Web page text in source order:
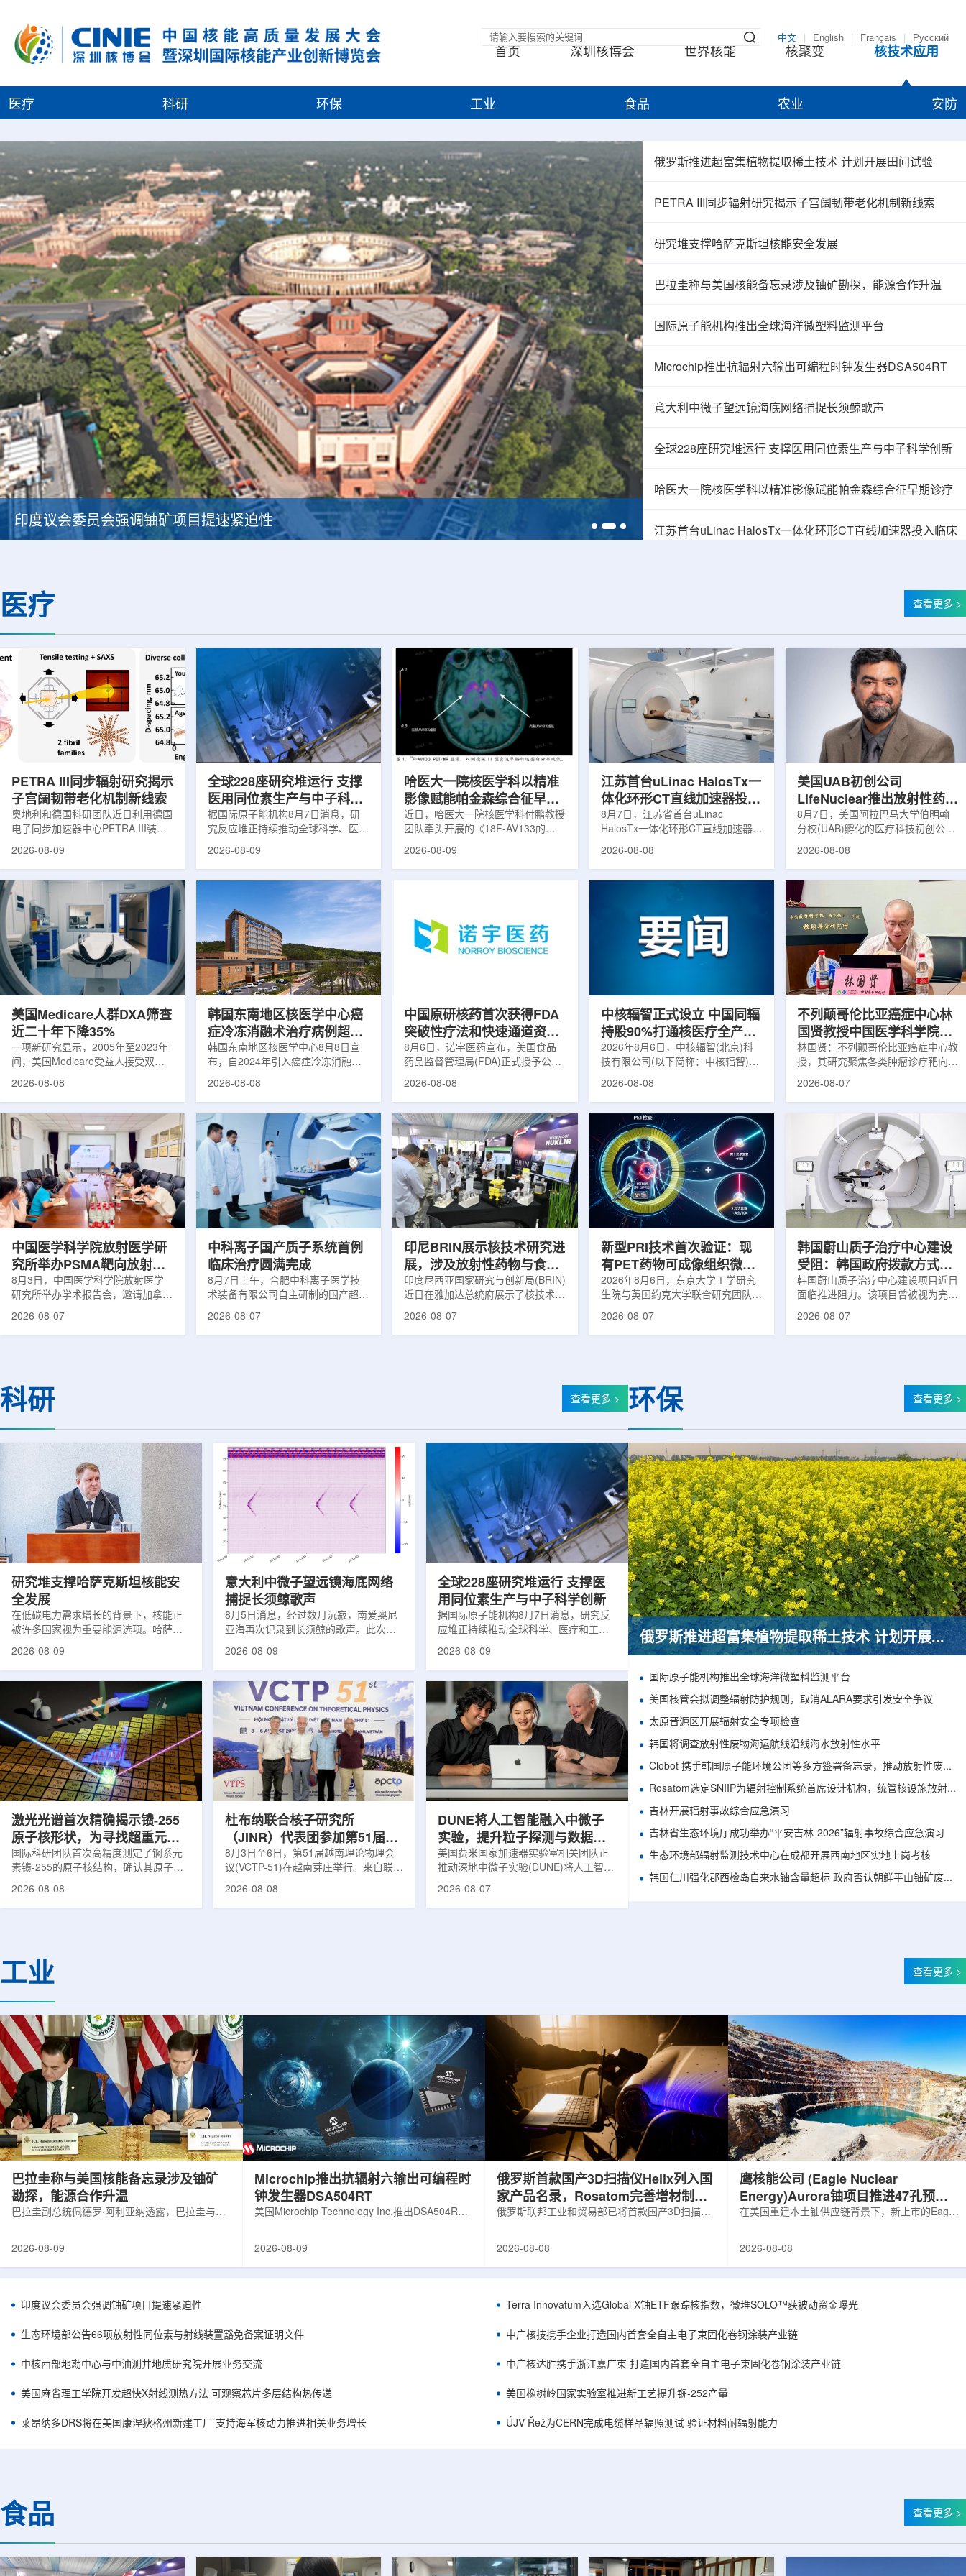
中文 English Français Русский
首页 深圳核博会 世界核能 核聚变 核技术应用
医疗 科研 环保 工业 食品 农业 安防
印度议会委员会强调铀矿项目提速紧迫性 中核辐智正式设立 中国同辐持股90%打通核医
俄罗斯推进超富集植物提取稀土技术 计划开展田间试验
PETRA III同步辐射研究揭示子宫阔韧带老化机制新线索
研究堆支撑哈萨克斯坦核能安全发展
巴拉圭称与美国核能备忘录涉及铀矿勘探，能源合作升温
国际原子能机构推出全球海洋微塑料监测平台
Microchip推出抗辐射六输出可编程时钟发生器DSA504RT
意大利中微子望远镜海底网络捕捉长须鲸歌声
全球228座研究堆运行 支撑医用同位素生产与中子科学创新
哈医大一院核医学科以精准影像赋能帕金森综合征早期诊疗
江苏首台uLinac HalosTx一体化环形CT直线加速器投入临床
医疗 查看更多 >
PETRA III同步辐射研究揭示
子宫阔韧带老化机制新线索
奥地利和德国科研团队近日利用德国
电子同步加速器中心PETRA III装
置，对支撑子宫的重要韧带——阔韧
学线索。相关研究成果发表于《生物
材料学报》。盆腔器官脱垂是女性健
康领域常见但机制仍不清晰的问题，
约40%的女性会受到影响，且多发生
在生命后半段。医学研究人员此前推
测，子宫周围韧带随年龄发生松弛，
可能是脱垂的重要原因之一。阔韧带
连接子宫与盆腔内壁，其强度和弹性
2026-08-09
全球228座研究堆运行 支撑
医用同位素生产与中子科学
创新
据国际原子能机构8月7日消息，研
究反应堆正持续推动全球科学、医疗
和工业领域创新。目前，全球54个
应堆不同于用于发电的核反应堆，主
要功能是产生中子，为医疗、工业、
农业、地质科学、法医学及核科学研
究提供支撑。从上方拍摄的研究堆水
池。(图片：国际原子能机构)在医疗
领域，研究堆是医用放射性同位素的
重要来源。其中，锝-99m被广泛用
于癌症以及心脏、脑部和骨骼疾病诊
2026-08-09
哈医大一院核医学科以精准
影像赋能帕金森综合征早期
诊疗
近日，哈医大一院核医学科付鹏教授
团队牵头开展的《18F-AV133的
PET/MR显像在帕金森病中的临床应
诊断主要依赖症状评估和经验判断，
对于早期阶段、非典型病例以及疾病
鉴别诊断仍存在一定挑战。该技术的
推广应用，标志着哈医大一院在神经
2026-08-09
江苏首台uLinac HalosTx一
体化环形CT直线加速器投入
临床
8月7日，江苏省首台uLinac
HalosTx一体化环形CT直线加速器在
南京医科大学第三附属医院(常州二
疗是肿瘤治疗的重要方式之一。传统
分体式放疗流程中，患者通常需要在
CT室与治疗室之间转运，治疗计划
也多依据此前采集的静态影像制定。
2026-08-08
美国UAB初创公司
LifeNuclear推出放射性药物
治疗安全指导平台
TheraGuide
8月7日，美国阿拉巴马大学伯明翰
分校(UAB)孵化的医疗科技初创公司
LifeNuclear宣布推出数字化平台
遵循辐射安全指导。放射性药物疗法
通过使用放射性药物靶向癌细胞，在
尽量减少周围健康组织损伤的同时发
挥治疗作用。随着该疗法应用范围扩
大，患者在治疗后通常需要阅读并执
行较为复杂的书面说明，这对部分患
者和护理人员而言存在理解和操作难
度。雷莫·乔治博士LifeNuclear由
2026-08-08
美国Medicare人群DXA筛查
近二十年下降35%
一项新研究显示，2005年至2023年
间，美国Medicare受益人接受双能X
射线吸收测定(DXA)检查的比例明显
果提示，不同人群之间的筛查可及性
差异正在扩大。研究人员分析了超过
500万名Medicare受益人的理赔数
据。结果显示，DXA使用率从2005
年的每10万名受益人7255次，下降
至2023年的每10万名受益人4690
次。相关研究已发表于
《Osteoporosis International》。下
2026-08-08
韩国东南地区核医学中心癌
症冷冻消融术治疗病例超过
100例
韩国东南地区核医学中心8月8日宣
布，自2024年引入癌症冷冻消融术
以来，中心已完成超过100例相关手
法。治疗过程中，医生在CT或超声
成像引导下，将细治疗针精准插入肿
瘤部位，通过零下40摄氏度或更低
的超低温冷冻病灶，使癌细胞发生坏
死。由于低温冷冻本身具有一定麻醉
作用，该技术有助于减轻患者疼痛，
减少对周围正常组织的损伤，并促进
术后较快恢复。据该中心介绍，目前
2026-08-08
中国原研核药首次获得FDA
突破性疗法和快速通道资格
双重认定
8月6日，诺宇医药宣布，美国食品
药品监督管理局(FDA)正式授予公司
自主研发的68Ga-NYM096突破性疗
认定(Fast Track Designation,
FTD)。这是原研核药领域中国首个
获得美国 FDA 突破性疗法认定、首
个同时获得 FDA 突破性疗法与快速
通道双项认定的产品，创造了核药领
域里程碑式突破。68Ga-NYM096是
一款特异性结合CAⅨ的肾癌小分子
诊断核药，适用于疑似或确认转移性
2026-08-08
中核辐智正式设立 中国同辐
持股90%打通核医疗全产业
链
2026年8月6日，中核辐智(北京)科
技有限公司(以下简称：中核辐智)正
式设立。公司由中国同辐股份有限公
创)共同出资组建，中国同辐持股
90%，中核浙创持股10%。中核辐智
将承接中国同辐核医学发展中心业
务，锚定智慧核医疗赛道深耕布局。
公司以智慧核医学物联系统为核心载
体，打通核医疗全产业链条，构建智
慧核医学系统+核药+装备+服务协同
发展模式，推动业务从单一产品供给
2026-08-08
不列颠哥伦比亚癌症中心林
国贤教授中国医学科学院放
射医学研究所开展学术交流
林国贤：不列颠哥伦比亚癌症中心教
授，其研究聚焦各类肿瘤诊疗靶向放
射性药物开发，迄今已主导/参与发
完成自研7款放射性药物的临床转
化，用于多种肿瘤诊疗。报告会上，
林国贤教授基于其团队多年的前沿探
索，系统梳理了针对前列腺癌靶点
PSMA的核药相关研究进展：一是F-
18标记PSMA靶向PET显像剂的分子
设计与临床优势;二是通过理性优化
分子结构，大幅提高Lu-177标记治
2026-08-07
中国医学科学院放射医学研
究所举办PSMA靶向放射性
药物学术报告会
8月3日，中国医学科学院放射医学
研究所举办学术报告会，邀请加拿大
温哥华不列颠哥伦比亚癌症中心林国
授长期从事肿瘤诊疗靶向放射性药物
开发研究，已主导或参与发表135余
款自研放射性药物的临床转化，应用
2026-08-07
中科离子国产质子系统首例
临床治疗圆满完成
8月7日上午，合肥中科离子医学技
术装备有限公司自主研制的国产超导
回旋质子治疗系统，在合肥离子医学
疗。设备运行平稳低噪，治疗控制软
件运...
2026-08-07
印尼BRIN展示核技术研究进
展，涉及放射性药物与食品
辐照应用
印度尼西亚国家研究与创新局(BRIN)
近日在雅加达总统府展示了核技术研
究成果。BRIN局长阿里夫·萨特里亚
放射性药物研发对癌症识别和治疗具
水果的辐照处理。阿里夫介绍，一些
2026-08-07
新型PRI技术首次验证：现
有PET药物可成像组织微环
境
2026年8月6日，东京大学工学研究
生院与英国约克大学联合研究团队宣
布，已建立一种利用正电子三光子衰
衰变的下一代核医学成像概念图目前
临床PET扫描主要利用正电子双光子
程度相关的微环境信息捕捉有限。...
2026-08-07
韩国蔚山质子治疗中心建设
受阻：韩国政府拨款方式调
整影响项目推进
韩国蔚山质子治疗中心建设项目近日
面临推进阻力。该项目曾被视为完善
韩国东南部区域癌症治疗体系的关键
制定服务，并开始争取国家拨款。不
过，韩国保健福祉部回复称，难以单
中心，构建癌症患者可在区域内完成
手术...
2026-08-07
科研 查看更多 >
研究堆支撑哈萨克斯坦核能安
全发展
在低碳电力需求增长的背景下，核能正
被许多国家视为重要能源选项。哈萨克
料、反应堆运行工况及安全系统需要经
过长期研究、试验和验证，研究堆和实
验装置正是承担这类工作的核心平台。
不同于以发电为主要目标的动力堆，研
究堆更接近专业核科学实验室。科研人
员可在其中研究核燃料和结构材料行
为，模拟反应堆不同运行状态，包括偏
离正常工况的情形，测试新技术，并验
证后续用于核...
2026-08-09
意大利中微子望远镜海底网络
捕捉长须鲸歌声
8月5日消息，经过数月沉寂，南爱奥尼
亚海再次记录到长须鲸的歌声。此次观
多个实验共同完成，涉及ITINERIS、
LOWNOISER和VONGOLA三个项目，
相关工作由LNS-INFN与西西里核物理与
物质结构中心(CSFNSM)参与开展。探
测发生在冬季末期。当时，东地中海区
域正受到一项长期近海油气资源地球物
理勘测活动带来的强烈人为噪声影响，
距离飓风哈里过境也仅数周。研究人员
在复杂声学背景...
2026-08-09
全球228座研究堆运行 支撑医
用同位素生产与中子科学创新
据国际原子能机构8月7日消息，研究反
应堆正持续推动全球科学、医疗和工业
设或规划阶段。这类反应堆不同于用于
发电的核反应堆，主要功能是产生中
子，为医疗、工业、农业、地质科学、
法医学及核科学研究提供支撑。从上方
拍摄的研究堆水池。(图片：国际原子能
机构)在医疗领域，研究堆是医用放射性
同位素的重要来源。其中，锝-99m被广
泛用于癌症以及心脏、脑部和骨骼疾病
诊断;全球大...
2026-08-09
激光光谱首次精确揭示镄-255
原子核形状，为寻找超重元素
提供新线索
国际科研团队首次高精度测定了锕系元
素镄-255的原子核结构，确认其原子核
呈明显的长椭球形，类似橄榄球。这项
值，也为现代原子核理论模型提供了关
键实验验证。镄是自然界中不存在的人
团...
2026-08-08
杜布纳联合核子研究所
（JINR）代表团参加第51届越
南理论物理会议
8月3日至6日，第51届越南理论物理会
议(VCTP-51)在越南芽庄举行。来自联合
核研究所理论物理实验室和信息技术实
2026-08-08
DUNE将人工智能融入中微子
实验，提升粒子探测与数据处
理能力
美国费米国家加速器实验室相关团队正
推动深地中微子实验(DUNE)将人工智能
和机器学习工具融入实验设计、探测器
子...
2026-08-07
环保 查看更多 >
俄罗斯推进超富集植物提取稀土技术 计划开展田间试验
国际原子能机构推出全球海洋微塑料监测平台
美国核管会拟调整辐射防护规则，取消ALARA要求引发安全争议
太原晋源区开展辐射安全专项检查
韩国将调查放射性废物海运航线沿线海水放射性水平
Clobot 携手韩国原子能环境公团等多方签署备忘录，推动放射性废物安全管理多机型机器人示范
Rosatom选定SNIIP为辐射控制系统首席设计机构，统管核设施放射仪表标准化与进口替代保障
吉林开展辐射事故综合应急演习
吉林省生态环境厅成功举办“平安吉林-2026”辐射事故综合应急演习
生态环境部辐射监测技术中心在成都开展西南地区实地上岗考核
韩国仁川强化郡西检岛自来水铀含量超标 政府否认朝鲜平山铀矿废水影响
工业 查看更多 >
巴拉圭称与美国核能备忘录涉及铀矿
勘探，能源合作升温
巴拉圭副总统佩德罗·阿利亚纳透露，巴拉圭与美
务卿克里斯托弗·兰道的会晤时，将该协议称为历
有的接近阶段。巴美双方此次接触并不局限于核
能议题，而是涵盖双边合作、安全、投资和地区
政治等多个层面。阿利亚纳称，美国方面有意加
强对巴拉圭能源领域的投资，尤其关注...
2026-08-09
Microchip推出抗辐射六输出可编程时
钟发生器DSA504RT
美国Microchip Technology Inc.推出DSA504RT
常需要高度稳定的时间参考，用于导航、通信和
件，分别为不同子系统提供时钟信号，由此带来
元器件数量增加、系统质量上升和电路复杂...
2026-08-09
俄罗斯首款国产3D扫描仪Helix列入国
家产品名录，Rosatom完善增材制造
技术链
俄罗斯联邦工业和贸易部已将首款国产3D扫描仪
完成。至此，Helix成为俄罗斯首款、也是目前唯
RangeVision Helix由俄罗斯国家原子能公司增材
制造合作伙伴RangeVision研发制造。自2025年
以来，该公司成为唯一纳入俄罗斯国家原子能公
司增材制造生态系统的俄罗斯3D扫描...
2026-08-08
鹰核能公司 (Eagle Nuclear
Energy)Aurora铀项目推进47孔预可
研钻探
在美国重建本土铀供应链背景下，新上市的Eagle
1300标准含indicated资源3275万磅、inferred
孔、总进尺约2.7万英尺的预可研钻探，待联邦与
州审批通过后开工，预计2027年下半年完成预可
研。技术端近期增补Yukuskokon Professional
Services，并扩大与BBA USA、SLR I...
2026-08-08
印度议会委员会强调铀矿项目提速紧迫性
生态环境部公告66项放射性同位素与射线装置豁免备案证明文件
中核西部地勘中心与中油测井地质研究院开展业务交流
美国麻省理工学院开发超快X射线测热方法 可观察芯片多层结构热传递
莱昂纳多DRS将在美国康涅狄格州新建工厂 支持海军核动力推进相关业务增长
Terra Innovatum入选Global X铀ETF跟踪核指数，微堆SOLO™获被动资金曝光
中广核技携手企业打造国内首套全自主电子束固化卷钢涂装产业链
中广核达胜携手浙江嘉广束 打造国内首套全自主电子束固化卷钢涂装产业链
美国橡树岭国家实验室推进新工艺提升锎-252产量
ÚJV Řež为CERN完成电缆样品辐照测试 验证材料耐辐射能力
食品 查看更多 >